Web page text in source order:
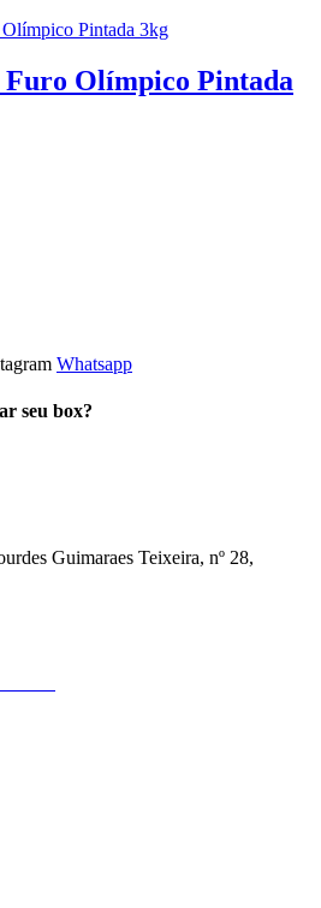
Olímpico Pintada
Whatsapp
seu box?
Guimaraes Teixeira, nº 28,